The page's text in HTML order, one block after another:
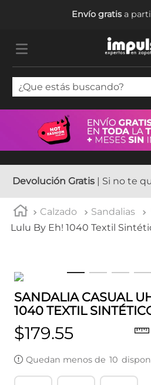
Envío gratisa
¿Que estás buscando?
Devolución Gratis| Si no te
Calzado Sandalias
Lulu By Eh! 1040 Textil
SANDALIA CASUAL
1040 TEXTIL
$179.55
Quedan menos de 10
TÉRMINOS MÁS BUSCADOS
tenis mujer
3.
tenis hombre
4.
botas mujer
5. tenis niña